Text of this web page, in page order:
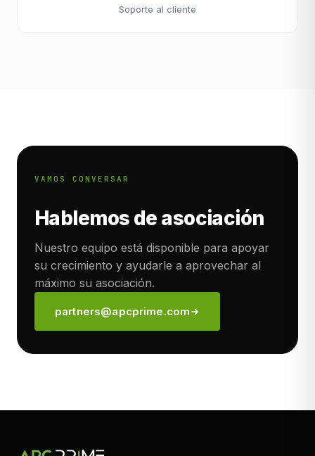
Soporte al cliente
VAMOS CONVERSAR
Hablemos de asociación
Nuestro equipo está disponible para apoyar
su crecimiento y ayudarle a aprovechar al
máximo su asociación.
partners@apcprime.com